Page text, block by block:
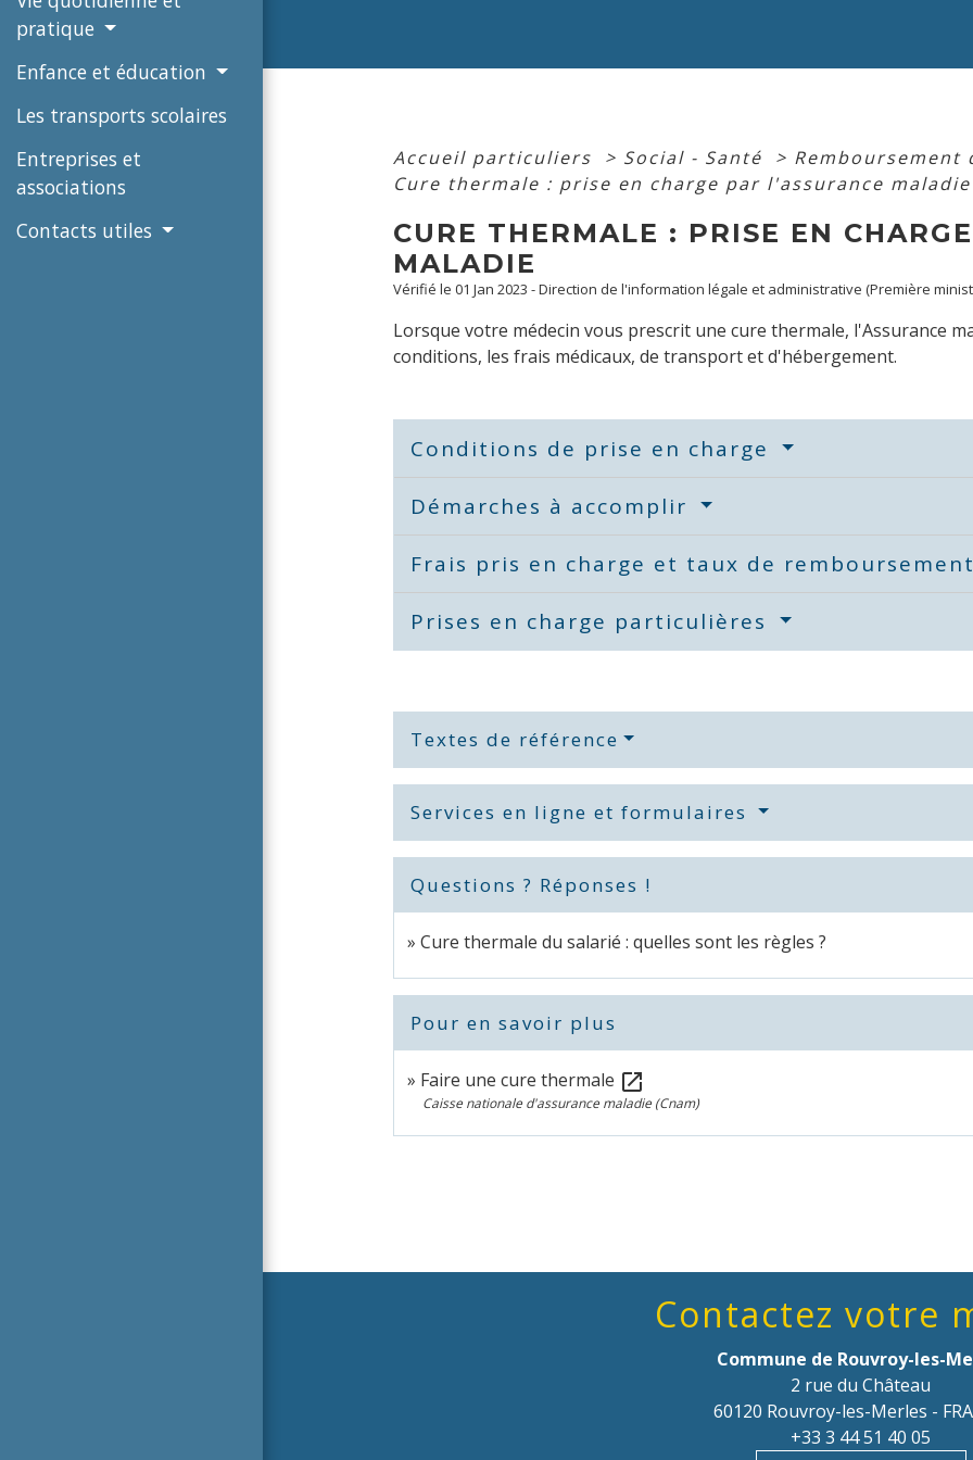
pratique
Enfance et éducation
Les transports scolaires
Entreprises et
associations
Contacts utiles
Accueil particuliers > Social - Santé >
Cure thermale : prise en charge par l'assurance maladie
CURE THERMALE : PRISE EN
MALADIE
Vérifié le 01 Jan 2023 - Direction de l'information légale et administrative (Première
Lorsque votre médecin vous prescrit une cure thermale, l'Assurance
conditions, les frais médicaux, de transport et d'hébergement.
Conditions de prise en charge
Démarches à accomplir
Frais pris en charge et taux de
Prises en charge particulières
Textes de référence
Services en ligne et formulaires
Questions ? Réponses !
Cure thermale du salarié : quelles sont les règles ?
Pour en savoir plus
Faire une cure thermale open_in_new
Caisse nationale d'assurance maladie (Cnam)
Contactez votre
Commune de Rouvroy-les-
2 rue du Château
60120 Rouvroy-les-Merles -
+33 3 44 51 40 05